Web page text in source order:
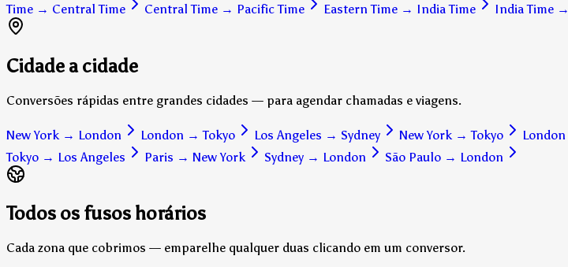
Time → Central Time Central Time → Pacific Time Eastern Time → India Time India Time →
Cidade a cidade
Conversões rápidas entre grandes cidades — para agendar chamadas e viagens.
New York → London London →Tokyo Los Angeles → Sydney New York →Tokyo London
Tokyo → Los Angeles Paris → New York Sydney → London São Paulo → London
Todos os fusos horários
Cada zona que cobrimos — emparelhe qualquer duas clicando em um conversor.